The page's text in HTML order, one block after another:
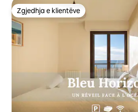
Zgjedhja e klientëve
Zgjedhja e klientëve